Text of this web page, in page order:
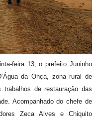
feira 13, o prefeito Juninho
da Onça, zona rural de
trabalhos de restauração das
Acompanhado do chefe de
Zeca Alves e Chiquito